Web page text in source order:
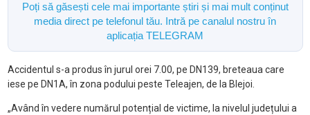
Poți să găsești cele mai importante știri și mai mult conținut
media direct pe telefonul tău. Intră pe canalul nostru în
aplicația TELEGRAM
Accidentul s-a produs în jurul orei 7.00, pe DN139, breteaua care
iese pe DN1A, în zona podului peste Teleajen, de la Blejoi.
„Având în vedere numărul potențial de victime, la nivelul județului a